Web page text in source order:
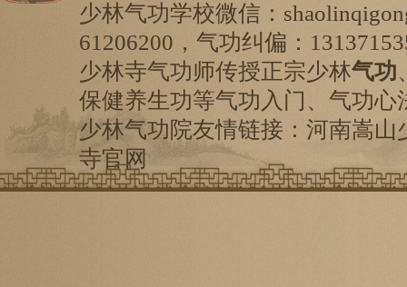
少林气功学校微信：
61206200，气功纠偏：
少林寺气功师传授正宗少林气功
保健养生功等气功入门、气功心
少林气功院友情链接： 河南嵩山
寺官网